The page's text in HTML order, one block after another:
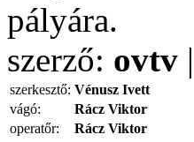
pályára.
szerző: ovtv
szerkesztő: Vénusz Ivett
vágó:
Rácz Viktor
operatőr:
Rácz Viktor